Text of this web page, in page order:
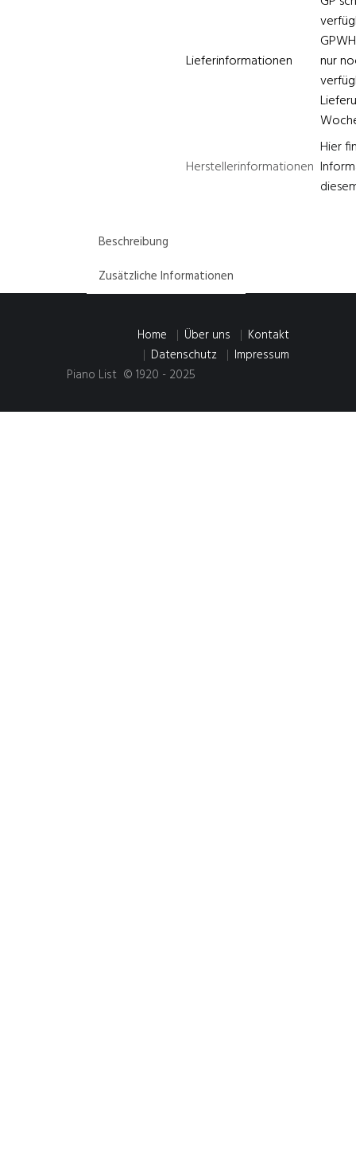
Lieferinformationen
nur
Herstellerinformationen
Hier
Beschreibung
Zusätzliche Informationen
Home Über uns
Kontakt
Datenschutz
Impressum
Piano List © 1920 - 2025